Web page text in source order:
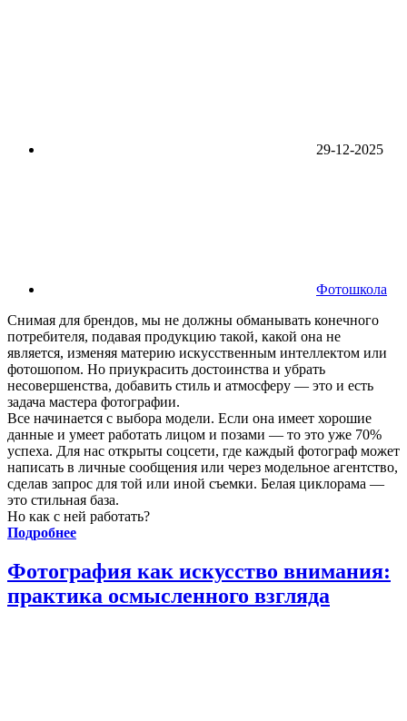
29-12-2025
Фотошкола
Снимая для брендов, мы не должны обманывать конечного
потребителя, подавая продукцию такой, какой она не
является, изменяя материю искусственным интеллектом или
фотошопом. Но приукрасить достоинства и убрать
несовершенства, добавить стиль и атмосферу — это и есть
задача мастера фотографии.
Все начинается с выбора модели. Если она имеет хорошие
данные и умеет работать лицом и позами — то это уже 70%
успеха. Для нас открыты соцсети, где каждый фотограф может
написать в личные сообщения или через модельное агентство,
сделав запрос для той или иной съемки. Белая циклорама —
это стильная база.
Но как с ней работать?
Подробнее
Фотография как искусство внимания:
практика осмысленного взгляда